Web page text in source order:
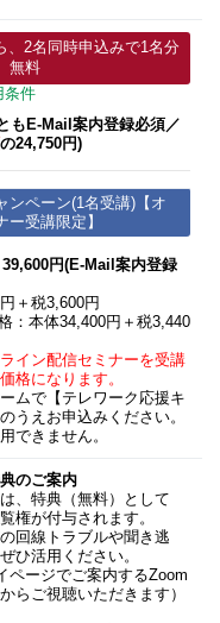
、2名同時申込みで1名分
無料
条件
もE-Mail案内登録必須​／
の24,750円)
ンペーン(1名受講)【オ
ー受講限定】
円(E-Mail案内登録
＋税3,600円
：本体34,400円＋税3,440
イン配信セミナーを受講
格になります。
で【テレワーク応援キ
うえお申込みください。
きません。
のご案内
、特典（無料）として
権が付与されます。
回線トラブルや聞き逃
ひ活用ください。
ージでご案内するZoom
らご視聴いただきます）